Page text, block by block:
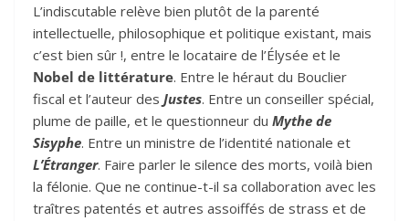
L’indiscutable relève bien plutôt de la parenté
intellectuelle, philosophique et politique existant, mais
c’est bien sûr !, entre le locataire de l’Élysée et le
Nobel de littérature. Entre le héraut du Bouclier
fiscal et l’auteur des Justes. Entre un conseiller spécial,
plume de paille, et le questionneur du Mythe de
Sisyphe. Entre un ministre de l’identité nationale et
L’Étranger. Faire parler le silence des morts, voilà bien
la félonie. Que ne continue-t-il sa collaboration avec les
traîtres patentés et autres assoiffés de strass et de